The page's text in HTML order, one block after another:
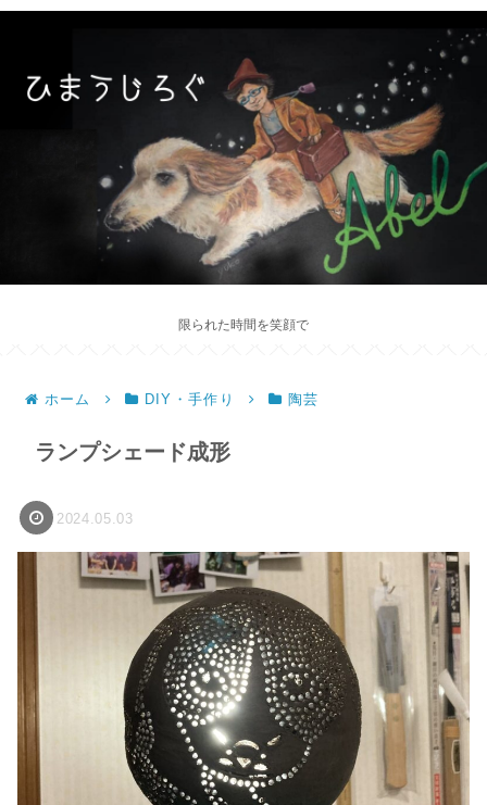
限られた時間を笑顔で
ホーム DIY・手作り 陶芸
ランプシェード成形
2024.05.03